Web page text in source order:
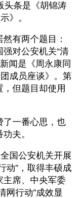
头条是《胡锦涛
》。
有两个题目：
对公安机关“清
闻是《周永康同
成员座谈》。第
但题目却使用
了一番心思，也
夫。
国公安机关开展
动”，取得丰硕成
主席、中央军委
网行动”成效显